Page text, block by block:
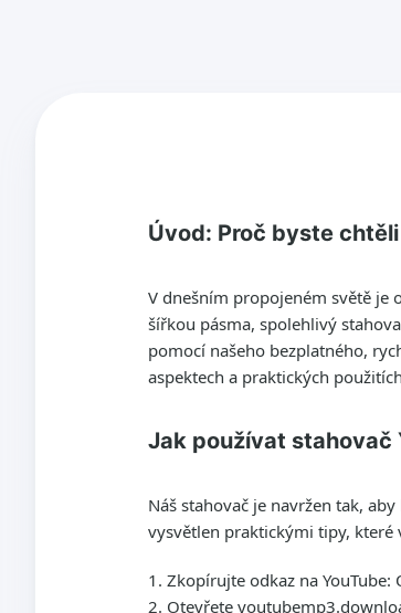
Úvod: Proč byste
V dnešním propojeném světě je
šířkou pásma, spolehlivý
pomocí našeho bezplatného,
aspektech a praktických
Jak používat stahovač
Náš stahovač je navržen tak,
vysvětlen praktickými tipy, které
Zkopírujte odkaz na YouTube:
Otevřete